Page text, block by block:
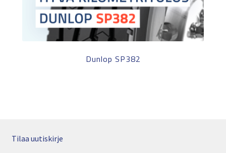
Dunlop SP382
Tilaa uutiskirje